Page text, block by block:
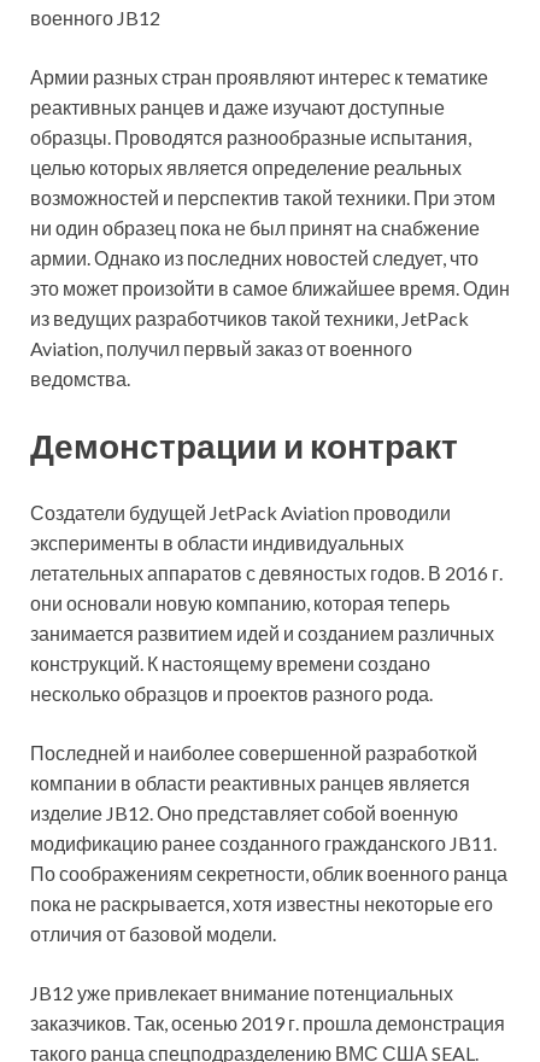
военного JB12
Армии разных стран проявляют интерес к тематике
реактивных ранцев и даже изучают доступные
образцы. Проводятся разнообразные испытания,
целью которых является определение реальных
возможностей и перспектив такой техники. При этом
ни один образец пока не был принят на снабжение
армии. Однако из последних новостей следует, что
это может произойти в самое ближайшее время. Один
из ведущих разработчиков такой техники, JetPack
Aviation, получил первый заказ от военного
ведомства.
Демонстрации и контракт
Создатели будущей JetPack Aviation проводили
эксперименты в области индивидуальных
летательных аппаратов с девяностых годов. В 2016 г.
они основали новую компанию, которая теперь
занимается развитием идей и созданием различных
конструкций. К настоящему времени создано
несколько образцов и проектов разного рода.
Последней и наиболее совершенной разработкой
компании в области реактивных ранцев является
изделие JB12. Оно представляет собой военную
модификацию ранее созданного гражданского JB11.
По соображениям секретности, облик военного ранца
пока не раскрывается, хотя известны некоторые его
отличия от базовой модели.
JB12 уже привлекает внимание потенциальных
заказчиков. Так, осенью 2019 г. прошла демонстрация
такого ранца спецподразделению ВМС США SEAL.